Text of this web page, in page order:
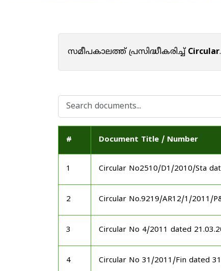
സമീപകാലത്ത് പ്രസിദ്ധീകരിച്ച്Circular
# Document Title / Number
1 Circular No2510/D1/2010/Sta
2 Circular No.9219/AR12/1/2011/
3 Circular No 4/2011 dated
4 Circular No 31/2011/Fin dated